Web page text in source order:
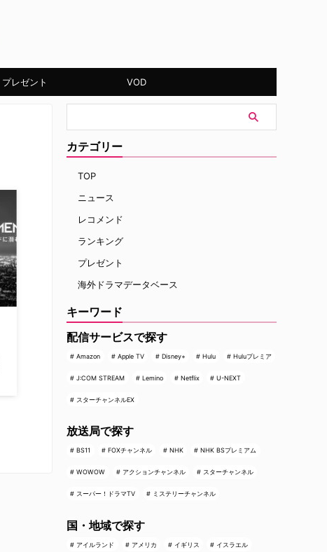
プレゼント VOD
カテゴリー
TOP
ニュース
レコメンド
ランキング
プレゼント
海外ドラマデータベース
キーワード
配信サービスで探す
Amazon Apple TV Disney+ Hulu Huluプレミア
J:COM STREAM Lemino Netflix U-NEXT
スターチャンネルEX
放送局で探す
BS11 FOXチャンネル NHK NHK BSプレミアム
WOWOW アクションチャンネル スターチャンネル
スーパー！ドラマTV ミステリーチャンネル
国・地域で探す
アイルランド アメリカ イギリス イスラエル